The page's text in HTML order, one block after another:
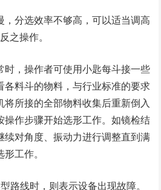
分选效率不够高，可以适当调高
之操作。
，操作者可使用小匙每斗接一些
各料斗的物料，与行业标准的要求
所接的全部物料收集后重新倒入
操作步骤开始选形工作。如镜检结
续对角度、振动力进行调整直到满
工作。
路线时，则表示设备出现故障。